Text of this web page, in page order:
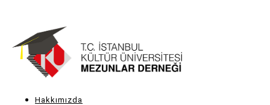
Hakkımızda